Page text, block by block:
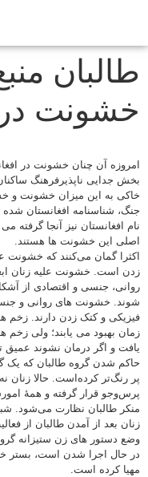
طالبان
خشونت در
امروزه آن چنان خشونت در
بخش جدایی ناپذیرفرهنگ
خاکی به این میزان خشونت و
جنگ، شناسنامه افغانستان
نام افغانستان نیز آنجا گرفته
اصلی این خشونت ها هستند.
اکثرا گمان می‌کنند که خشونت
زدن است. خشونت علیه زنان
روانی، جنسی و اقتصادی از
شوند. خشونت های روانی و
فیزیکی و کتک زدن دارند. زخم
زمان بهبود می یابند؛ ولی زخم
یافت و اگر درمان نشوند عمیق
حاکم شدن گروه طالبان که یک
پر رنگ‌تر کرده‌است. حالا زنان نه
پرس‌وجو قرار گرفته و همهٔ
منکر طالبان نظارت می‌شود.
زنان بعد از آمدن طالبان از
وضع دستور های زن ستیزانه
در حال اجرا شدن است، بستر
مهیا کرده است.